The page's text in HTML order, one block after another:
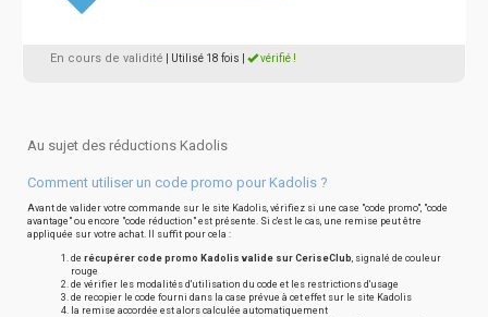
En cours de validité | Utilisé 18 fois vérifié !
Au sujet des réductions Kadolis
Comment utiliser un code promo pour Kadolis ?
Avant de valider votre commande sur le site Kadolis, vérifiez si une case "code promo", "code
avantage" ou encore "code réduction" est présente. Si c'est le cas, une remise peut être
appliquée sur votre achat. Il suffit pour cela :
de récupérer code promo Kadolis valide sur CeriseClub, signalé de couleur
rouge
de vérifier les modalités d'utilisation du code et les restrictions d'usage
de recopier le code fourni dans la case prévue à cet effet sur le site Kadolis
la remise accordée est alors calculée automatiquement